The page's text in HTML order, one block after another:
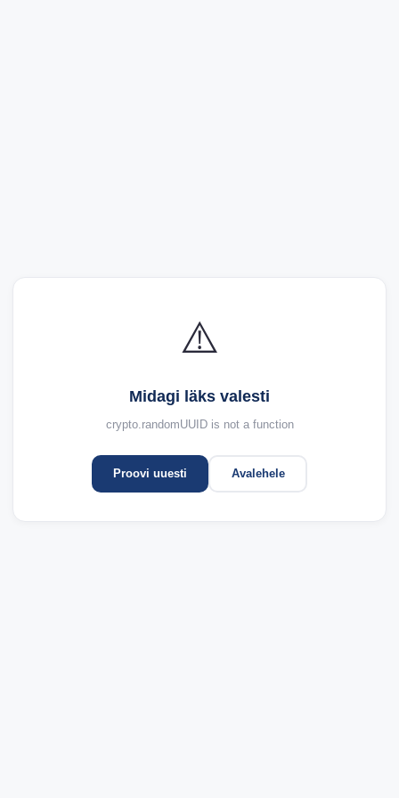
⚠️
Midagi läks valesti
crypto.randomUUID is not a function
Proovi uuesti Avalehele